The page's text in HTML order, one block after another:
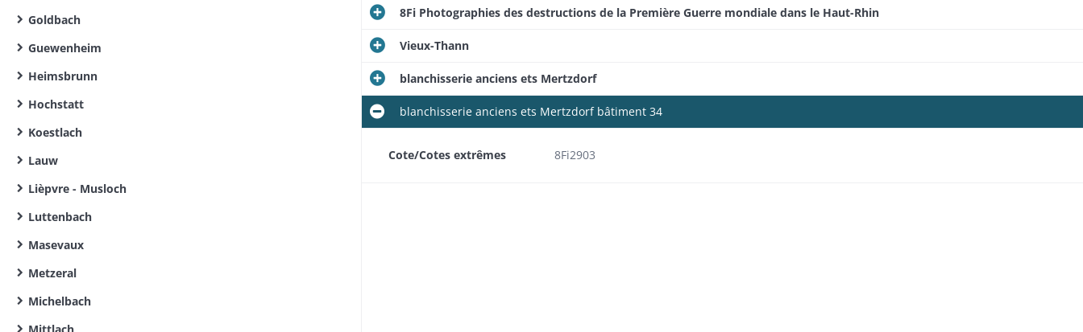
Goldbach
Guewenheim
Heimsbrunn
Hochstatt
Koestlach
Lauw
Lièpvre - Musloch
Luttenbach
Masevaux
Metzeral
Michelbach
8Fi Photographies des destructions de la Première Guerre mondiale dans le Haut-Rhin
Vieux-Thann
blanchisserie anciens ets Mertzdorf
blanchisserie anciens ets Mertzdorf bâtiment 34
Cote/Cotes extrêmes 8Fi2903